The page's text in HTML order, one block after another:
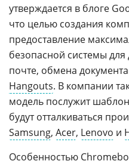
утверждается в блоге
что целью создания
предоставление
безопасной системы для
почте, обмена
Hangouts. В компании
модель послужит
будут отталкиваться
Samsung, Acer, Lenovo и
Особенностью